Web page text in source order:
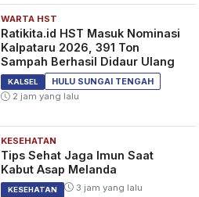
WARTA HST
Ratikita.id HST Masuk Nominasi
Kalpataru 2026, 391 Ton
Sampah Berhasil Didaur Ulang
KALSEL
HULU SUNGAI TENGAH
2 jam yang lalu
KESEHATAN
Tips Sehat Jaga Imun Saat
Kabut Asap Melanda
KESEHATAN 3 jam yang lalu